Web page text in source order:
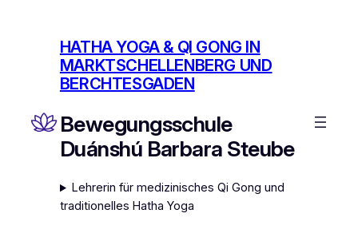
HATHA YOGA & QI GONG IN
MARKTSCHELLENBERG UND
BERCHTESGADEN
Bewegungsschule
Duánshú Barbara Steube
Lehrerin für medizinisches Qi Gong und
traditionelles Hatha Yoga